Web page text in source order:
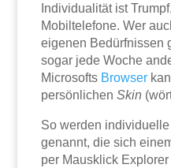
Individualität ist
Mobiltelefone. Wer
eigenen Bedürfnissen
sogar jede Woche
Microsofts Browser
persönlichenSkin
So werden
genannt, die sich
per Mausklick